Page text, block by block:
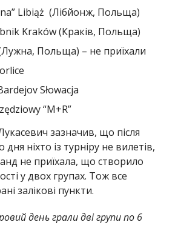
Libiąż (Лібйонж, Польща)
Kraków (Краків, Польща)
Польща) – не приїхали
Słowacja
“M+R”
зазначив, що після
ніхто із турніру не вилетів,
не приїхала, що створило
у двох групах. Тож все
залікові пункти.
день грали дві групи по 6